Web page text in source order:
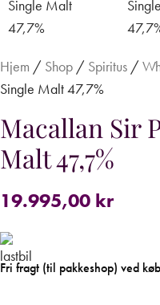
Hjem / Shop / Spiritus /
Single Malt 47,7%
Macallan Sir
Malt 47,7%
19.995,00 kr
Fri fragt (til pakkeshop) ved